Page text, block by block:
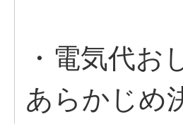
・電気代お
あらかじめ